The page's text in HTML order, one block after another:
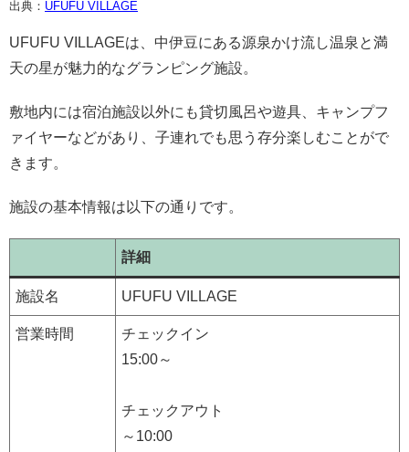
出典： UFUFU VILLAGE
UFUFU VILLAGEは、中伊豆にある源泉かけ流し温泉と満
天の星が魅力的なグランピング施設。
敷地内には宿泊施設以外にも貸切風呂や遊具、キャンプフ
ァイヤーなどがあり、子連れでも思う存分楽しむことがで
きます。
施設の基本情報は以下の通りです。
詳細
施設名 UFUFU VILLAGE
営業時間
チェックイン
15:00～
チェックアウト
～10:00